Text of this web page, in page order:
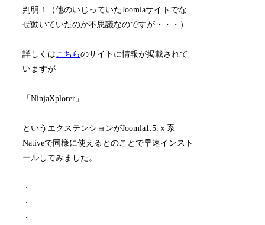
判明！（他のいじっていたJoomlaサイトでな
ぜ動いていたのか不思議なのですが・・・）
詳しくはこちらのサイトに情報が掲載されて
いますが
「NinjaXplorer」
というエクステンションがJoomla1.5.ｘ系
Nativeで同様に使えるとのことで早速インスト
ールしてみました。
・
・
・